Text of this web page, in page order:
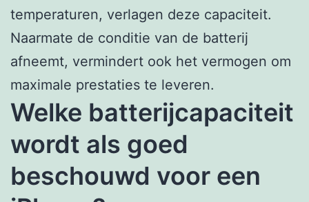
temperaturen, verlagen deze capaciteit.
Naarmate de conditie van de batterij
afneemt, vermindert ook het vermogen om
maximale prestaties te leveren.
Welke batterijcapaciteit
wordt als goed
beschouwd voor een